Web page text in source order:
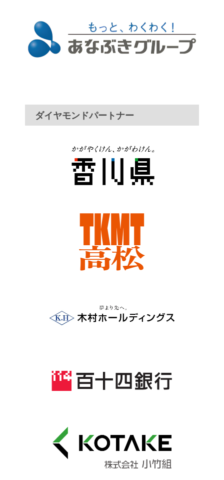
ダイヤモンドパートナー